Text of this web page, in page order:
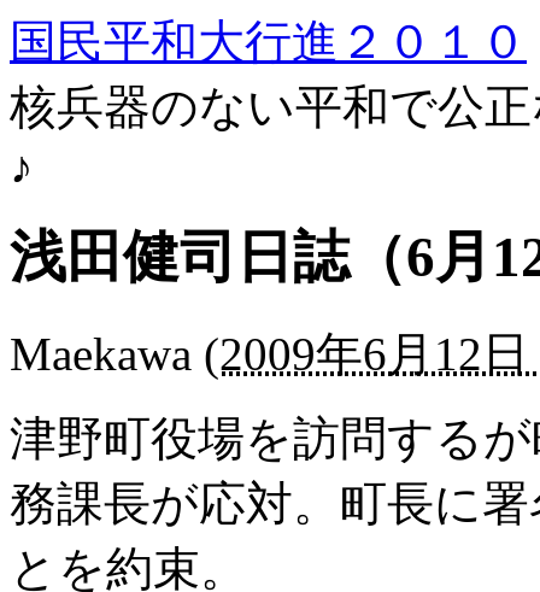
国民平和大行進２０１０
核兵器のない平和で公
♪
浅田健司日誌（6月
Maekawa (2009年6月12日
津野町役場を訪問する
務課長が応対。町長に
とを約束。